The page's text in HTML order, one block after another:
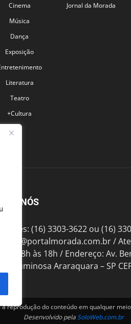
Cinema
Música
Dança
Exposição
Literatura
Teatro
+Cultura
Jornal da Morada
NÓS
(16) 3303-3622 ou (16)
/
das 8h às 18h / Endereço: Av.
Luminosa Araraquara – SP
a reprodução do conteúdo em qualquer
Desenvolvido pelaSoloWeb.com.br